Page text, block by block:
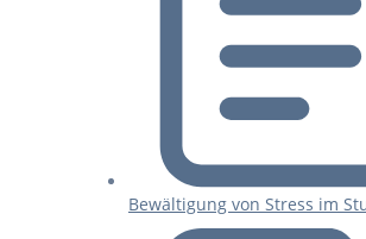
Bewältigung von Stress im